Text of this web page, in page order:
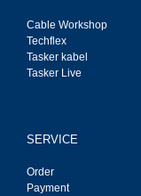
Cable Workshop
Techflex
Tasker kabel
Tasker Live
SERVICE
Order
Payment